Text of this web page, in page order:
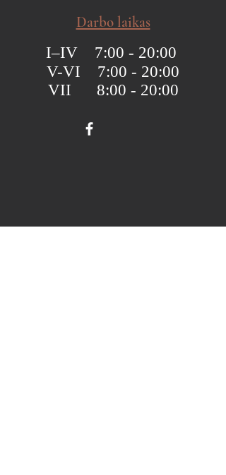
Darbo laikas
I–IV 7:00 - 20:00
V-VI 7:00 - 20:00
VII 8:00 - 20:00